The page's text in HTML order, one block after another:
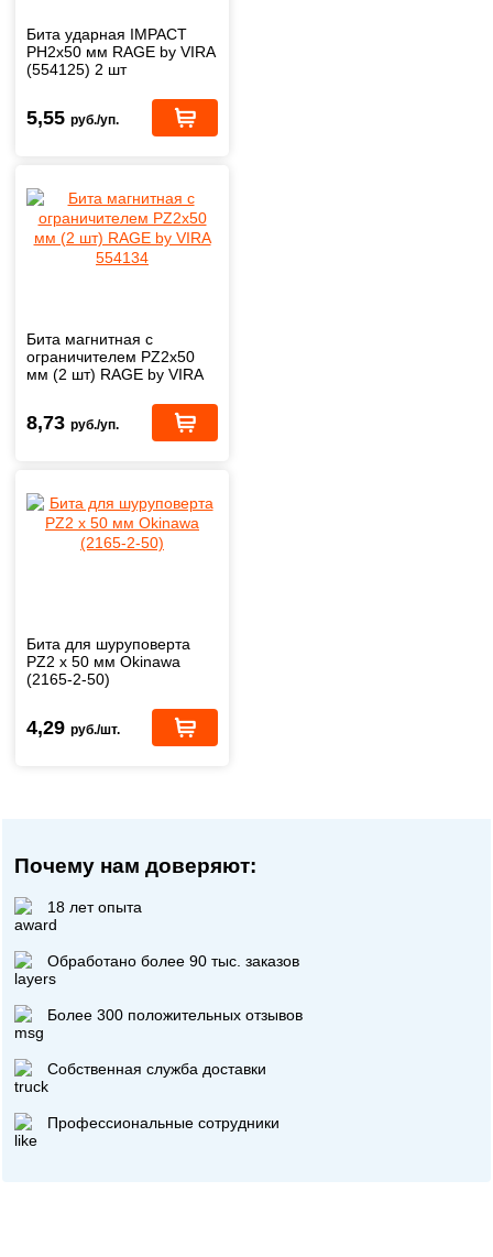
Бита ударная IMPACT
PH2x50 мм RAGE by VIRA
(554125) 2 шт
5,55 руб./уп.
Бита магнитная с
ограничителем PZ2х50
мм (2 шт) RAGE by VIRA
8,73 руб./уп.
Бита для шуруповерта
PZ2 x 50 мм Okinawa
(2165-2-50)
4,29 руб./шт.
Почему нам доверяют:
18 лет опыта
Обработано более 90 тыс. заказов
Более 300 положительных отзывов
Собственная служба доставки
Профессиональные сотрудники